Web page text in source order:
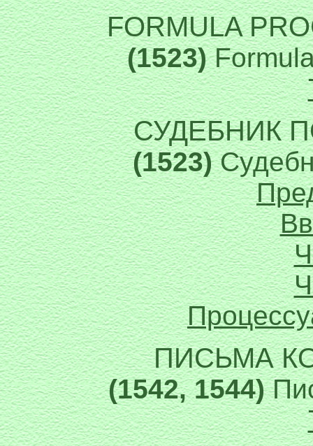
FORMULA
(1523)
СУДЕБНИК
(1523)
ПИСЬМА
(1542, 1544)